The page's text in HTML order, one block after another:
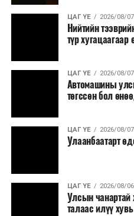
хамрагдахгүй бөгөөд
эрт илрүүлэг,
өвчний эсрэг арга
үргэлжилнэ гэж Ерөнхий
Мөн бүх шатны төсвийн
салбар бүрдээ урсгал
нөхөн томилгоо хийхгүй
хамт олны урлаг,
байгуулахгүй байх,
сургалтыг цахим
хаагчдыг зарим өдрүүдэд
хэмжээг үргэлжлүүлэхийг
ЦАГ ҮЕ 2026/08/07
Нийтийн
түр хугацаагаар
ЦАГ ҮЕ 2026/08/07
Автомашины
төгссөн бол
ЦАГ ҮЕ 2026/08/07
Улаанбаатарт
ЦАГ ҮЕ 2026/08/06
Улсын чанартай
талаас илүү